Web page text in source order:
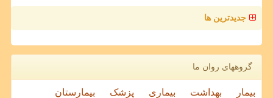
جدیدترین ها
گروههای روان ما
بیمار بهداشت بیماری پزشک بیمارستان